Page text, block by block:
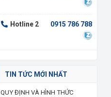
Hotline 2 0915 786 788
TIN TỨC MỚI NHẤT
QUY ĐỊNH VÀ HÌNH THỨC